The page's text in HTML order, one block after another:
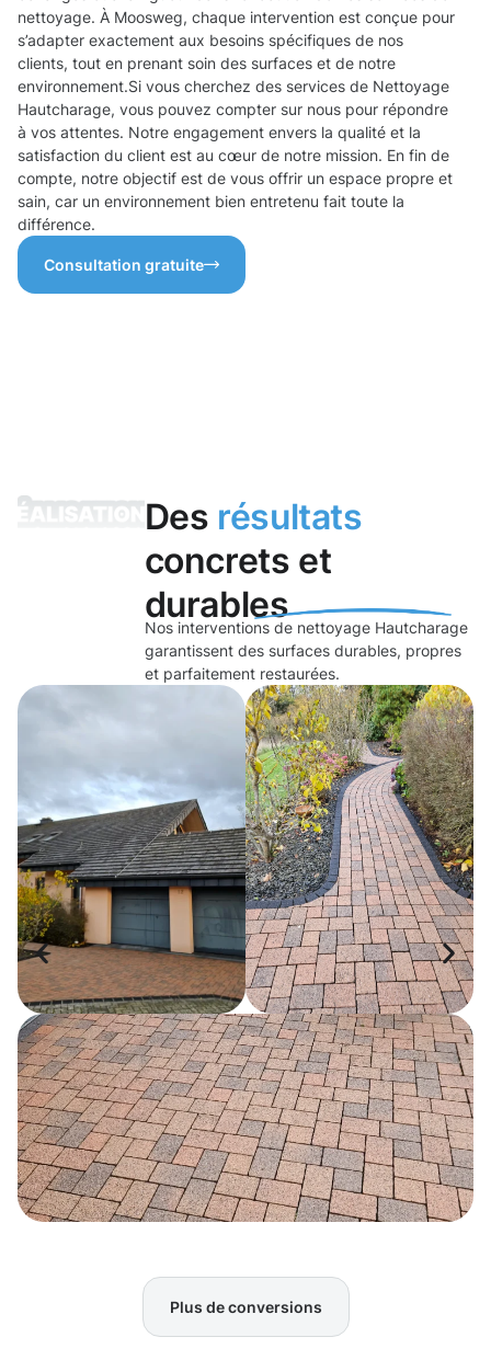
nettoyage. À Moosweg, chaque intervention est conçue pour
s’adapter exactement aux besoins spécifiques de nos
clients, tout en prenant soin des surfaces et de notre
environnement.Si vous cherchez des services de Nettoyage
Hautcharage, vous pouvez compter sur nous pour répondre
à vos attentes. Notre engagement envers la qualité et la
satisfaction du client est au cœur de notre mission. En fin de
compte, notre objectif est de vous offrir un espace propre et
sain, car un environnement bien entretenu fait toute la
différence.
Consultation gratuite
Des résultats
concrets et
durables
Nos interventions de nettoyage Hautcharage
garantissent des surfaces durables, propres
et parfaitement restaurées.
Plus de conversions